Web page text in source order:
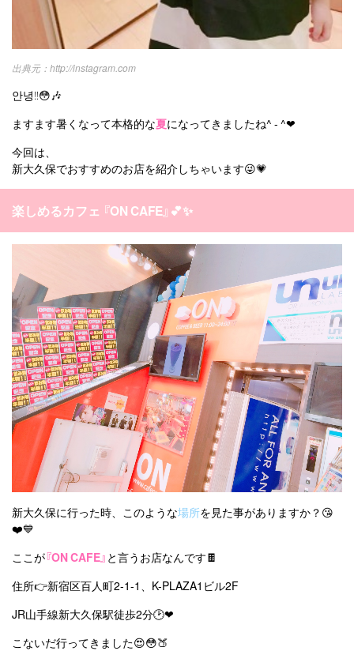
http://instagram.com
안녕‼︎😳🎶
ますます暑くなって本格的な夏になってきましたね^ - ^❤︎
今回は、
新大久保でおすすめのお店を紹介しちゃいます😜💗
楽しめるカフェ 『ON CAFE』💕✨
新大久保に行った時、このような場所を見た事がありますか？😘
❤️💙
ここが『ON CAFE』 と言うお店なんです🍫
住所👉新宿区百人町2-1-1、K-PLAZA1ビル2F
JR山手線新大久保駅徒歩2分🕑❤︎
こないだ行ってきました😍😳🍑